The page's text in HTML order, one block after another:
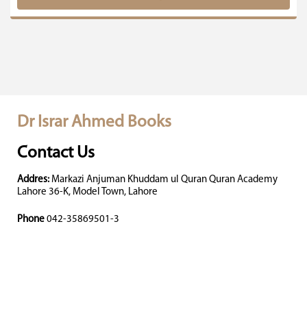
Dr Israr Ahmed Books
Contact Us
Addres: Markazi Anjuman Khuddam ul Quran Quran Academy
Lahore 36-K, Model Town, Lahore
Phone 042-35869501-3